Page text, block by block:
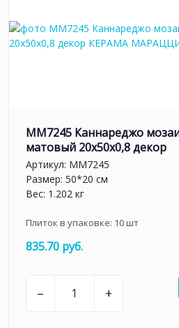
MM7245 Каннареджо
матовый 20x50x0,8 декор
Артикул: MM7245
Размер: 50*20 см
Вес: 1.202 кг
Плиток в упаковке: 10шт
835.70 руб.
– +